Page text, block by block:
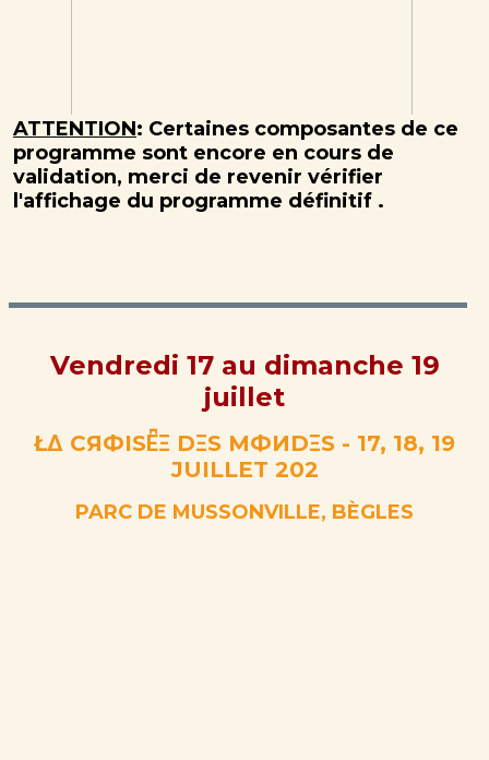
ATTENTION: Certaines composantes de ce
programme sont encore en cours de
validation, merci de revenir vérifier
l'affichage du programme définitif .
Vendredi 17 au dimanche 19
juillet
ŁΔ CЯФISE͆Ξ DΞS MФИDΞS - 17, 18, 19
JUILLET 202
PARC DE MUSSONVILLE, BÈGLES